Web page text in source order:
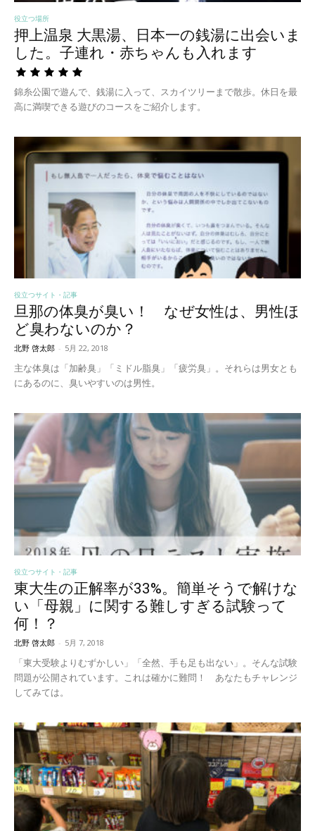
役立つ場所
押上温泉 大黒湯、日本一の銭湯に出会いま
した。子連れ・赤ちゃんも入れます
錦糸公園で遊んで、銭湯に入って、スカイツリーまで散歩。休日を最
高に満喫できる遊びのコースをご紹介します。
役立つサイト・記事
旦那の体臭が臭い！ なぜ女性は、男性ほ
ど臭わないのか？
北野 啓太郎 - 5月 22, 2018
主な体臭は「加齢臭」「ミドル脂臭」「疲労臭」。それらは男女とも
にあるのに、臭いやすいのは男性。
役立つサイト・記事
東大生の正解率が33%。簡単そうで解けな
い「母親」に関する難しすぎる試験って
何！？
北野 啓太郎 - 5月 7, 2018
「東大受験よりむずかしい」「全然、手も足も出ない」。そんな試験
問題が公開されています。これは確かに難問！ あなたもチャレンジ
してみては。